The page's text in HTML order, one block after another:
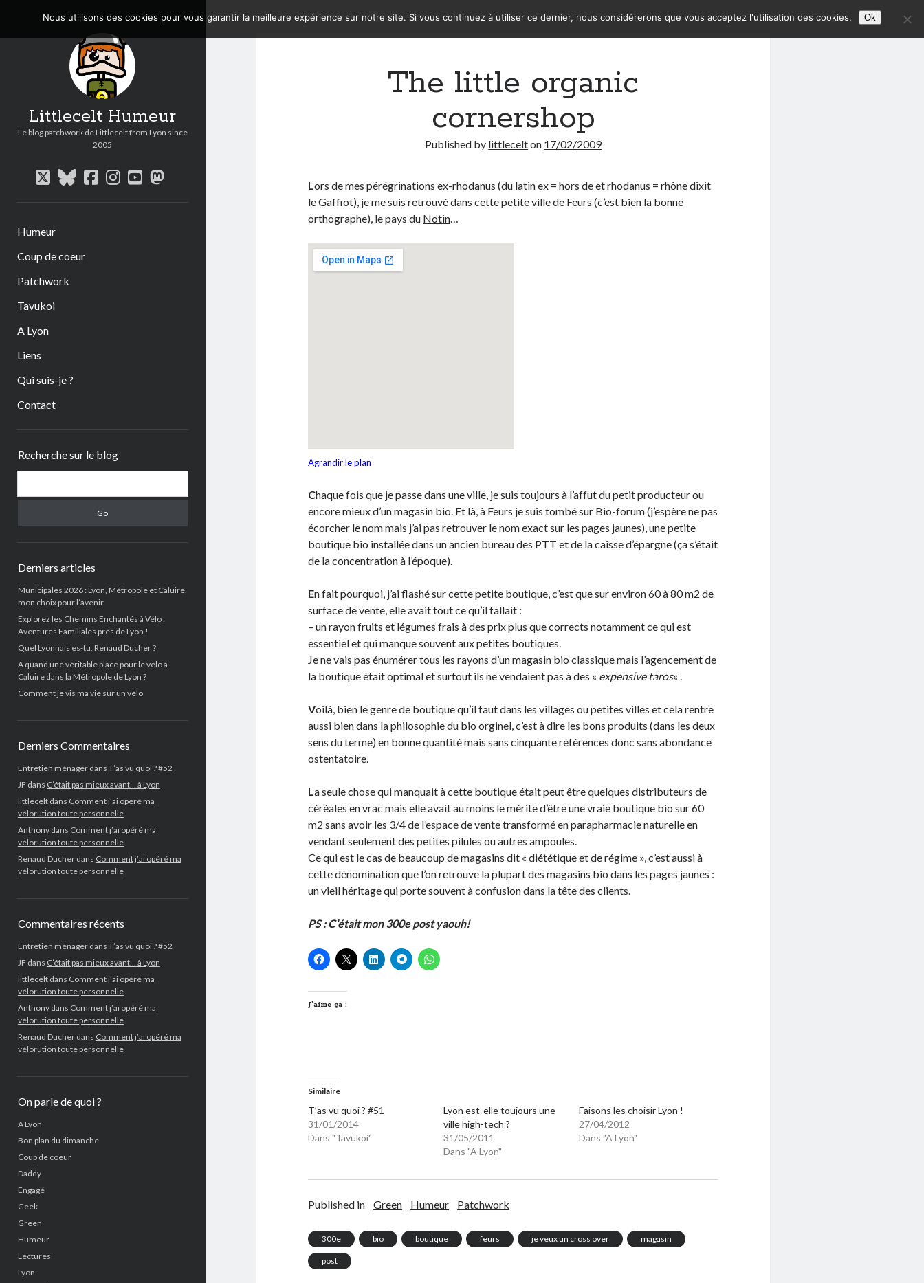
Littlecelt Humeur
Le blog patchwork de Littlecelt from Lyon since
2005
twitterbluesky
facebook
instagram
youtube
mastodon
Humeur
Coup de coeur
Patchwork
Tavukoi
A Lyon
Liens
Qui suis-je ?
Contact
Recherche sur le blog
Derniers articles
Municipales 2026 : Lyon, Métropole et Caluire,
mon choix pour l’avenir
Explorez les Chemins Enchantés à Vélo :
Aventures Familiales près de Lyon !
Quel Lyonnais es-tu, Renaud Ducher ?
A quand une véritable place pour le vélo à
Caluire dans la Métropole de Lyon ?
Comment je vis ma vie sur un vélo
Derniers Commentaires
Entretien ménagerdans T’as vu quoi ? #52
JF dans C’était pas mieux avant… à Lyon
littleceltdans Comment j’ai opéré ma
vélorution toute personnelle
Anthonydans Comment j’ai opéré ma
vélorution toute personnelle
Renaud Ducherdans Comment j’ai opéré ma
vélorution toute personnelle
Commentaires récents
Entretien ménagerdans T’as vu quoi ? #52
JF dans C’était pas mieux avant… à Lyon
littleceltdans Comment j’ai opéré ma
vélorution toute personnelle
Anthonydans Comment j’ai opéré ma
vélorution toute personnelle
Renaud Ducherdans Comment j’ai opéré ma
vélorution toute personnelle
On parle de quoi ?
A Lyon
Bon plan du dimanche
Coup de coeur
Daddy
Engagé
Geek
Green
Humeur
Lectures
Lyon
The little organic
cornershop
Published by littlecelton 17/02/2009
Lors de mes pérégrinations ex-rhodanus (du latin ex = hors de et rhodanus = rhône dixit
le Gaffiot), je me suis retrouvé dans cette petite ville de Feurs (c’est bien la bonne
orthographe), le pays du Notin…
Agrandir le plan
Chaque fois que je passe dans une ville, je suis toujours à l’affut du petit producteur ou
encore mieux d’un magasin bio. Et là, à Feurs je suis tombé sur Bio-forum (j’espère ne pas
écorcher le nom mais j’ai pas retrouver le nom exact sur les pages jaunes), une petite
boutique bio installée dans un ancien bureau des PTT et de la caisse d’épargne (ça s’était
de la concentration à l’époque).
En fait pourquoi, j’ai flashé sur cette petite boutique, c’est que sur environ 60 à 80 m2 de
surface de vente, elle avait tout ce qu’il fallait :
– un rayon fruits et légumes frais à des prix plus que corrects notamment ce qui est
essentiel et qui manque souvent aux petites boutiques.
Je ne vais pas énumérer tous les rayons d’un magasin bio classique mais l’agencement de
la boutique était optimal et surtout ils ne vendaient pas à des « expensive taros« .
Voilà, bien le genre de boutique qu’il faut dans les villages ou petites villes et cela rentre
aussi bien dans la philosophie du bio orginel, c’est à dire les bons produits (dans les deux
sens du terme) en bonne quantité mais sans cinquante références donc sans abondance
ostentatoire.
La seule chose qui manquait à cette boutique était peut être quelques distributeurs de
céréales en vrac mais elle avait au moins le mérite d’être une vraie boutique bio sur 60
m2 sans avoir les 3/4 de l’espace de vente transformé en parapharmacie naturelle en
vendant seulement des petites pilules ou autres ampoules.
Ce qui est le cas de beaucoup de magasins dit « diététique et de régime », c’est aussi à
cette dénomination que l’on retrouve la plupart des magasins bio dans les pages jaunes :
un vieil héritage qui porte souvent à confusion dans la tête des clients.
PS : C’était mon 300e post yaouh!
J’aime ça :
Similaire
T’as vu quoi ? #51
31/01/2014
Dans "Tavukoi"
Lyon est-elle toujours une
ville high-tech ?
31/05/2011
Dans "A Lyon"
Faisons les choisir Lyon !
27/04/2012
Dans "A Lyon"
Published in Green Humeur Patchwork
300e bio boutique feurs je veux un cross over magasin
post
Nous utilisons des cookies pour vous garantir la meilleure expérience sur notre site. Si vous continuez à utiliser ce dernier, nous considérerons que vous acceptez l'utilisation des cookies. Ok